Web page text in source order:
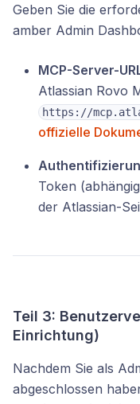
Geben Sie die
amber Admin
MCP-Server-
Atlassian Rovo
https://
offizielle
Token
der Atlassian-
Teil 3:
Einrichtung)
Nachdem Sie als
abgeschlossen